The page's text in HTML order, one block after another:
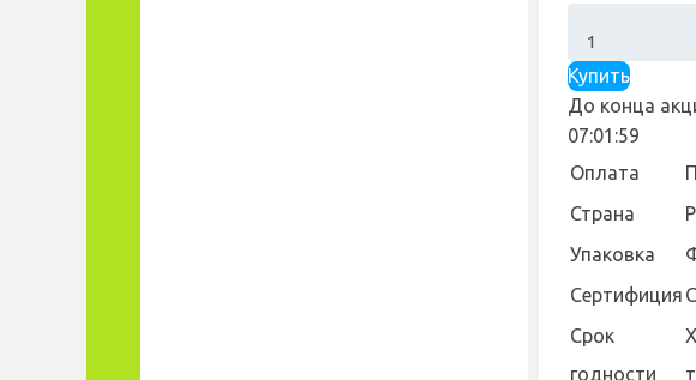
Купить
До конца
07:01:58
Оплата
Страна
Упаковка
Сертифиция
Cрок
годности